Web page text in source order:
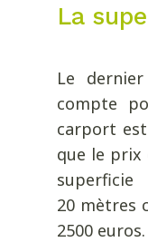
La
Le
compte
carport
que le prix
20 mètres
2500